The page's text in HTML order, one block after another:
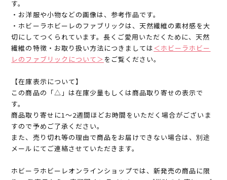
す。
・お洋服や小物などの画像は、参考作品です。
・ホビーラホビーレのファブリックは、天然繊維の素材感を大
切にしてつくられています。長くご愛用いただくために、天然
繊維の特徴・お取り扱い方法につきましては＜ホビーラホビー
レのファブリックについて＞ をご覧ください。
【在庫表示について】
この商品の「△」は在庫少量もしくは商品取り寄せの表示で
す。
商品取り寄せに1～2週間ほどお時間をいただく場合がございま
すので予めご了承ください。
また、売り切れ等の理由で商品をお届けできない場合は、別途
メールにてご連絡させていただきます。
ホビーラホビーレオンラインショップでは、新発売の商品に限